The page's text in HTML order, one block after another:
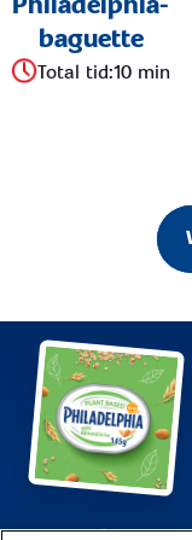
Philadelphia-
baguette
Total tid:10 min